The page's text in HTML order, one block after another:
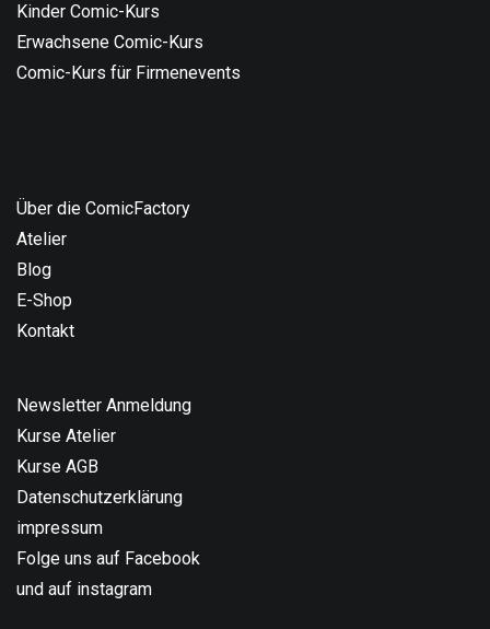
Kinder Comic-Kurs
Erwachsene Comic-Kurs
Comic-Kurs für Firmenevents
Über die ComicFactory
Atelier
Blog
E-Shop
Kontakt
Newsletter Anmeldung
Kurse Atelier
Kurse AGB
Datenschutzerklärung
impressum
Folge uns auf Facebook
und auf instagram